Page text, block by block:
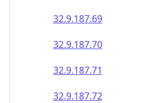
32.9.187.69
32.9.187.70
32.9.187.71
32.9.187.72